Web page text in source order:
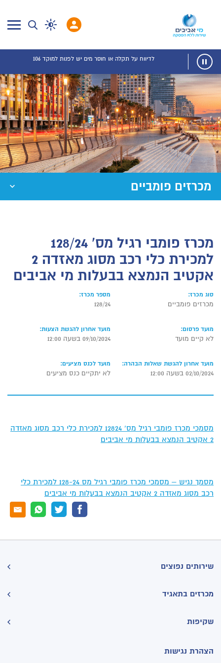
לדיווח על תקלה או חוסר מים יש לפנות למוקד 106
מכרזים פומביים
מכרז פומבי רגיל מס' 128/24
למכירת כלי רכב מסוג מאזדה 2
אקטיב הנמצא בבעלות מי אביבים
סוג מכרז:
מכרזים פומביים
מספר מכרז:
128/24
מועד פרסום:
לא קיים מועד
מועד אחרון להגשת הצעות:
09/10/2024 בשעה 12:00
מועד אחרון להגשת שאלות הבהרה:
02/10/2024 בשעה 12:00
מועד לכנס מציעים:
לא יתקיים כנס מציעים
מסמכי מכרז פומבי רגיל מס' 12824 למכירת כלי רכב מסוג מאזדה
2 אקטיב הנמצא בבעלות מי אביבים
מסמך נגיש – מסמכי מכרז פומבי רגיל מס 128-24 למכירת כלי
רכב מסוג מאזדה 2 אקטיב הנמצא בבעלות מי אביבים
שירותים נפוצים
מכרזים בתאגיד
שקיפות
הצהרת נגישות